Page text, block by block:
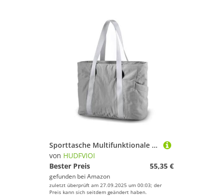
Sporttasche Multifunktionale Damen-Tragetasche, große, wasserdichte Umhängetasche, Yoga-Matte und Computer-Sporttasche mit Mehreren Fächern(Grey)
von HUDFVIOI
Bester Preis
55,35 €
gefunden bei Amazon
zuletzt überprüft am 27.09.2025 um 00:03; der
Preis kann sich seitdem geändert haben.